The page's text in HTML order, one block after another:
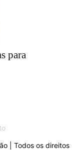
para
| Todos os direitos